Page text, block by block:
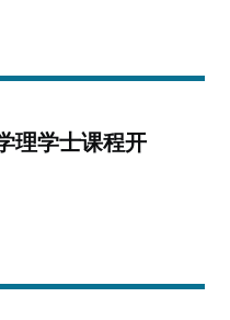
理学士课程开